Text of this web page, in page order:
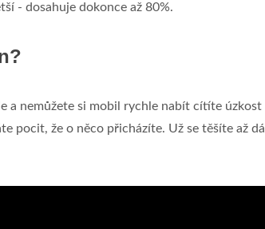
- dosahuje dokonce až 80%.
a nemůžete si mobil rychle nabít cítíte úzkost
pocit, že o něco přicházíte. Už se těšíte až